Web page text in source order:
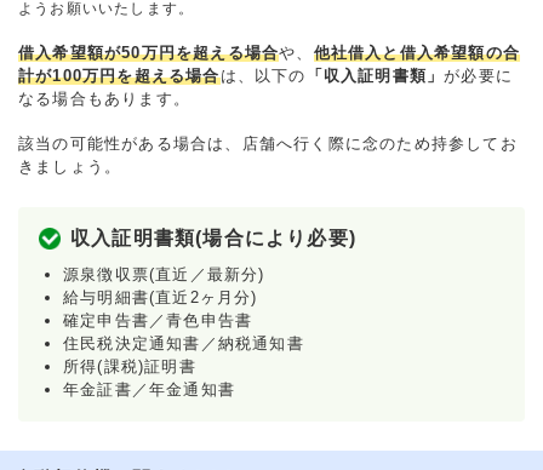
ようお願いいたします。
借入希望額が50万円を超える場合や、 他社借入と借入希望額の合
計が100万円を超える場合は、以下の 「収入証明書類」が必要に
なる場合もあります。
該当の可能性がある場合は、店舗へ行く際に念のため持参してお
きましょう。
収入証明書類(場合により必要)
源泉徴収票(直近／最新分)
給与明細書(直近2ヶ月分)
確定申告書／青色申告書
住民税決定通知書／納税通知書
所得(課税)証明書
年金証書／年金通知書